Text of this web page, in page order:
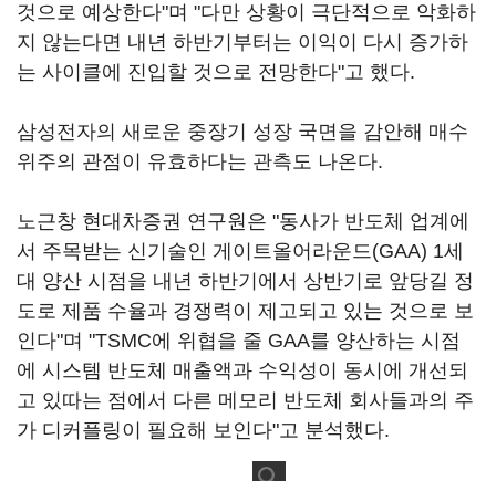
것으로 예상한다"며 "다만 상황이 극단적으로 악화하
지 않는다면 내년 하반기부터는 이익이 다시 증가하
는 사이클에 진입할 것으로 전망한다"고 했다.
삼성전자의 새로운 중장기 성장 국면을 감안해 매수
위주의 관점이 유효하다는 관측도 나온다.
노근창 현대차증권 연구원은 "동사가 반도체 업계에
서 주목받는 신기술인 게이트올어라운드(GAA) 1세
대 양산 시점을 내년 하반기에서 상반기로 앞당길 정
도로 제품 수율과 경쟁력이 제고되고 있는 것으로 보
인다"며 "TSMC에 위협을 줄 GAA를 양산하는 시점
에 시스템 반도체 매출액과 수익성이 동시에 개선되
고 있따는 점에서 다른 메모리 반도체 회사들과의 주
가 디커플링이 필요해 보인다"고 분석했다.